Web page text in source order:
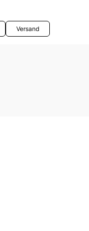
Versand